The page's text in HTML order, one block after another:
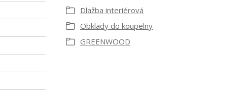
Dlažba interiérová
Obklady do koupelny
GREENWOOD